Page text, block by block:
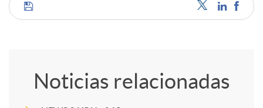
C
m
Noticias relacionadas